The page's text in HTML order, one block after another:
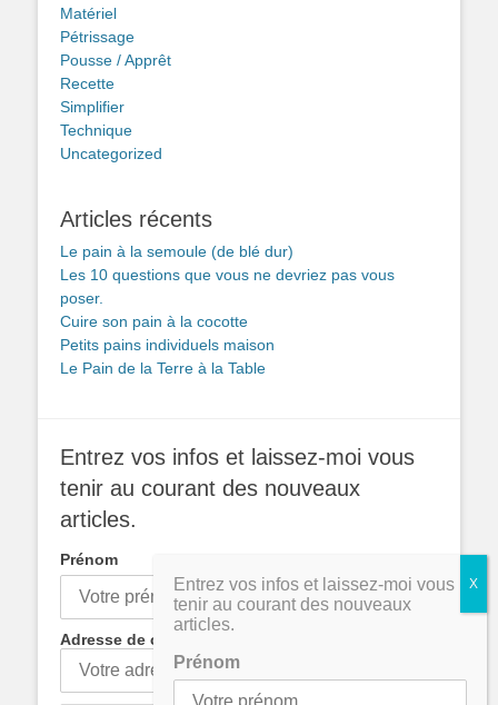
Matériel
Pétrissage
Pousse / Apprêt
Recette
Simplifier
Technique
Uncategorized
Articles récents
Le pain à la semoule (de blé dur)
Les 10 questions que vous ne devriez pas vous
poser.
Cuire son pain à la cocotte
Petits pains individuels maison
Le Pain de la Terre à la Table
Entrez vos infos et laissez-moi vous
tenir au courant des nouveaux
articles.
Prénom
Adresse de courrier électronique:
Entrez vos infos et laissez-moi vous
tenir au courant des nouveaux
articles.
Prénom